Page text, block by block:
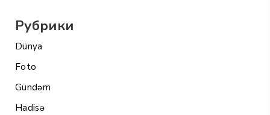
Рубрики
Dünya
Foto
Gündəm
Hadisə